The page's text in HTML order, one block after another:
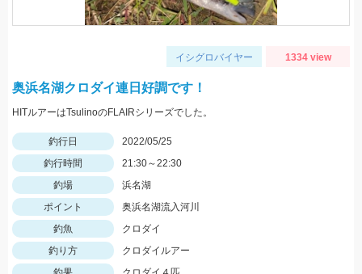
イシグロバイヤー 1334 view
奥浜名湖クロダイ連日好調です！
HITルアーはTsulinoのFLAIRシリーズでした。
釣行日
2022/05/25
釣行時間
21:30～22:30
釣場
浜名湖
ポイント
奥浜名湖流入河川
釣魚
クロダイ
釣り方
クロダイルアー